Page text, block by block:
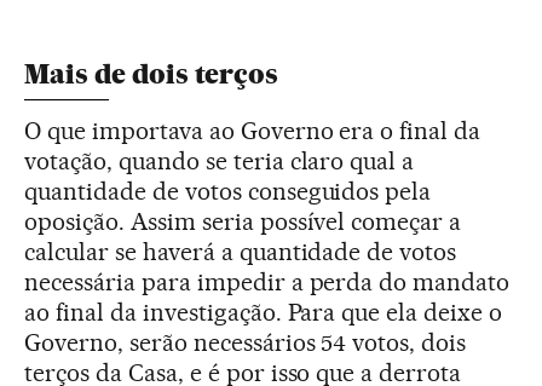
Mais de dois terços
O que importava ao Governo era o final da
votação, quando se teria claro qual a
quantidade de votos conseguidos pela
oposição. Assim seria possível começar a
calcular se haverá a quantidade de votos
necessária para impedir a perda do mandato
ao final da investigação. Para que ela deixe o
Governo, serão necessários 54 votos, dois
terços da Casa, e é por isso que a derrota